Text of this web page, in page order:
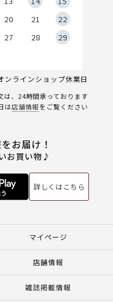
20 21
22
27 28
29
ンラインショップ休業日
、24時間承っております
は店舗情報をご覧ください
お届け！
お買い物♪
詳しくはこちら
マイページ
店舗情報
雑誌掲載情報